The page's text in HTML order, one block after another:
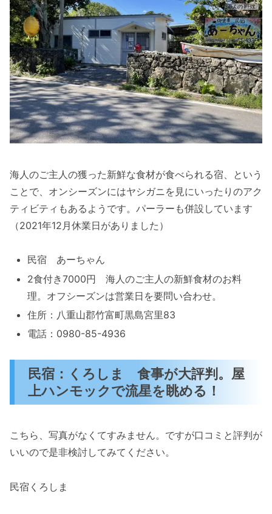
海人のご主人の獲った新鮮な食材が食べられる宿、という
ことで、オンシーズンにはヤシガニを見にいったりのアク
ティビティもあるようです。パーラーも併設しています
（2021年12月休業日がありました）
民宿 あーちゃん
2食付き7000円 海人のご主人の新鮮食材のお料
理。オフシーズンは営業日を要問い合わせ。
住所：八重山郡竹富町黒島宮里83
電話：0980-85-4936
民宿：くろしま 食事が大評判。屋
上ハンモックで流星を眺める！
こちら、写真がなくてすみません。ですが口コミと評判が
いいので是非検討してみてください。
民宿くろしま